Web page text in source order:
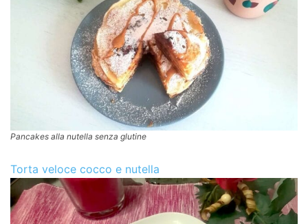
Pancakes alla nutella senza glutine
Torta veloce cocco e nutella